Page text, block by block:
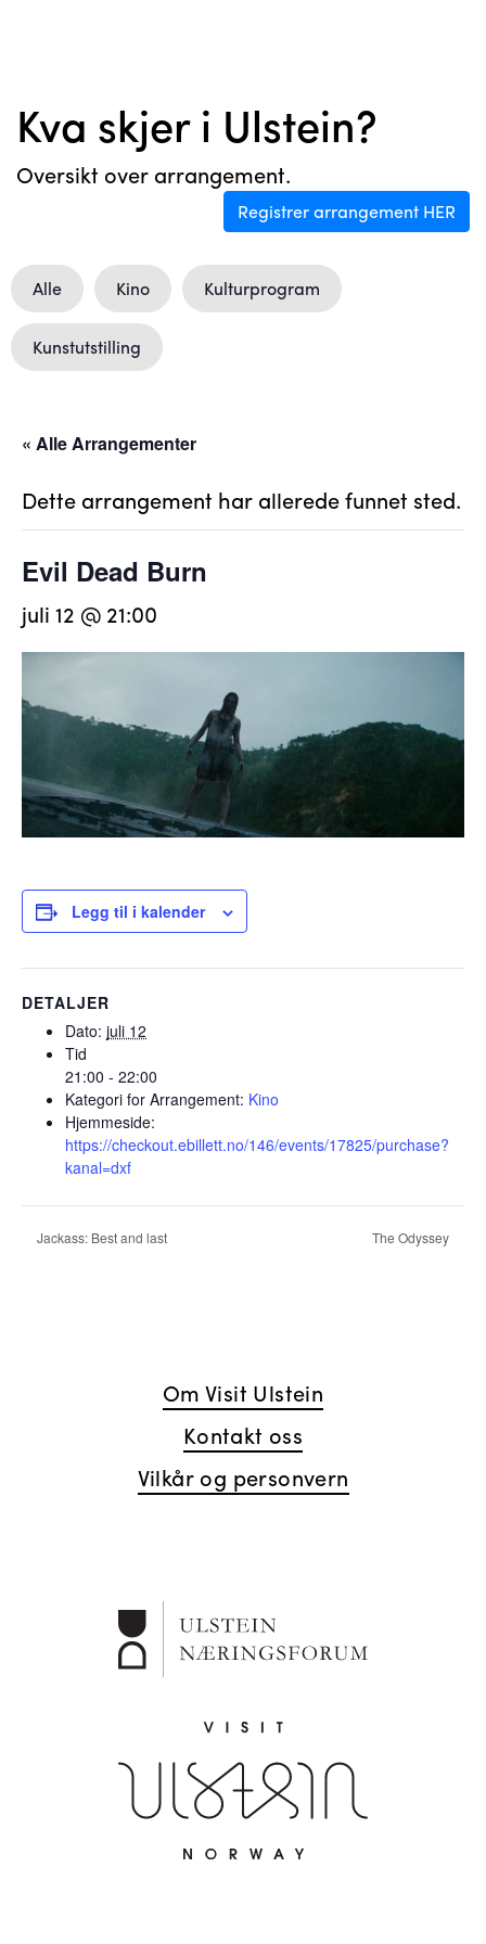
Kva skjer i Ulstein?
Oversikt over arrangement.
Registrer arrangement HER
Alle Kino Kulturprogram
Kunstutstilling
« Alle Arrangementer
Dette arrangement har allerede funnet sted.
Evil Dead Burn
juli 12 @ 21:00
Legg til i kalender
DETALJER
Dato: juli 12
Tid
21:00 - 22:00
Kategori for Arrangement: Kino
Hjemmeside:
https://checkout.ebillett.no/146/events/17825/purchase?
kanal=dxf
Jackass: Best and last The Odyssey
Om Visit Ulstein
Kontakt oss
Vilkår og personvern